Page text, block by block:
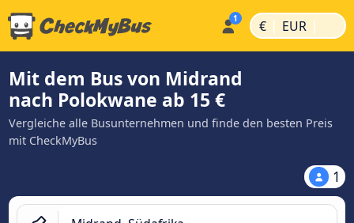
€ | EUR |
Mit dem Bus von Midrand
nach Polokwane ab 15 €
Vergleiche alle Busunternehmen und finde den besten Preis
mit CheckMyBus
1